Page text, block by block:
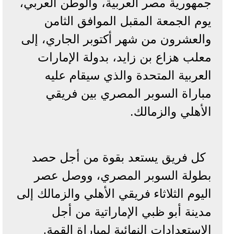
جمهورية مصر العربية، والوطن العربي،
يوم الجمعة المقبل الموافق الثامن
والعشرون من شهر أكتوبر الجاري، إلى
معلب هزاع بن زايد، بدولة الإمارات
العربية المتحدة والذي سيقام عليه
مباراة السوبر المصري بين فريقي
الأهلي والزمالك.
كل فريق يستعد بقوة من أجل حصد
بطولة السوبر المصري، ووصل عصر
اليوم الثلاثاء فريقي الأهلي والزمالك إلى
مدينة أبو ظبي الإماراتية من أجل
الاستعدادات النهائية لمباراة القمة.